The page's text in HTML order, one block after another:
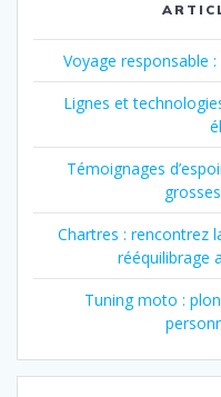
Voyage responsable
Lignes et
Témoignages
Chartres : rencontrez
rééquilibrage
Tuning moto :